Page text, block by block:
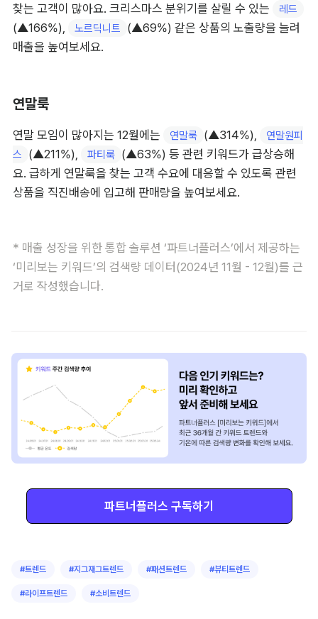
찾는 고객이 많아요. 크리스마스 분위기를 살릴 수 있는
레드
(▲166%), 노르딕니트
(▲69%) 같은 상품의 노출량을 늘려
매출을 높여보세요.
연말룩
연말 모임이 많아지는 12월에는 연말룩 (▲314%),
연말원피
스
(▲211%), 파티룩 (▲63%) 등 관련 키워드가 급상승해
요. 급하게 연말룩을 찾는 고객 수요에 대응할 수 있도록 관련
상품을 직진배송에 입고해 판매량을 높여보세요.
* 매출 성장을 위한 통합 솔루션 ‘파트너플러스’에서 제공하는
‘미리보는 키워드’의 검색량 데이터(2024년 11월 - 12월)를 근
거로 작성했습니다.
파트너플러스 구독하기
#트렌드 #지그재그트렌드 #패션트렌드 #뷰티트렌드
#라이프트렌드 #소비트렌드